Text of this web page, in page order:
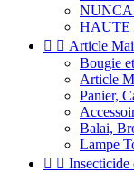
HAUTE
  Article
Bougie
Article
Panier,
Balai,
Lampe
  Insecticide